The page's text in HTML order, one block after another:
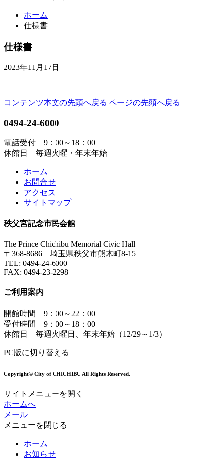
ホーム
仕様書
仕様書
2023年11月17日
コンテンツ本文の先頭へ戻る ページの先頭へ戻る
0494-24-6000
電話受付 9：00～18：00
休館日 毎週火曜・年末年始
ホーム
お問合せ
アクセス
サイトマップ
秩父宮記念市民会館
The Prince Chichibu Memorial Civic Hall
〒368-8686 埼玉県秩父市熊木町8-15
TEL: 0494-24-6000
FAX: 0494-23-2298
ご利用案内
開館時間 9：00～22：00
受付時間 9：00～18：00
休館日 毎週火曜日、年末年始（12/29～1/3）
PC版に切り替える
Copyright© City of CHICHIBU All Rights Reserved.
サイトメニューを開く
ホームへ
メール
メニューを閉じる
ホーム
お知らせ